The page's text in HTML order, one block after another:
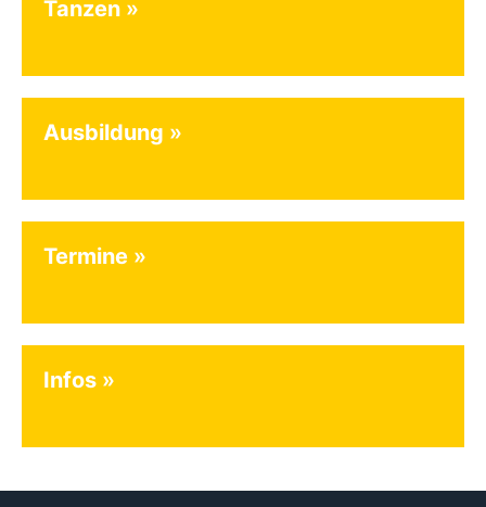
Tanzen
Ausbildung
Termine
Infos